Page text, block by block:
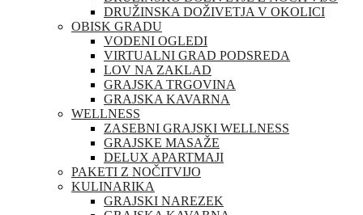
DRUŽINSKA DOŽIVETJA V OKOLICI
OBISK GRADU
VODENI OGLEDI
VIRTUALNI GRAD PODSREDA
LOV NA ZAKLAD
GRAJSKA TRGOVINA
GRAJSKA KAVARNA
WELLNESS
ZASEBNI GRAJSKI WELLNESS
GRAJSKE MASAŽE
DELUX APARTMAJI
PAKETI Z NOČITVIJO
KULINARIKA
GRAJSKI NAREZEK